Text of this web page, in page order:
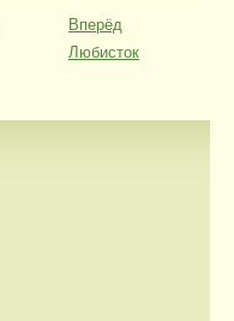
Вперёд
Любисток